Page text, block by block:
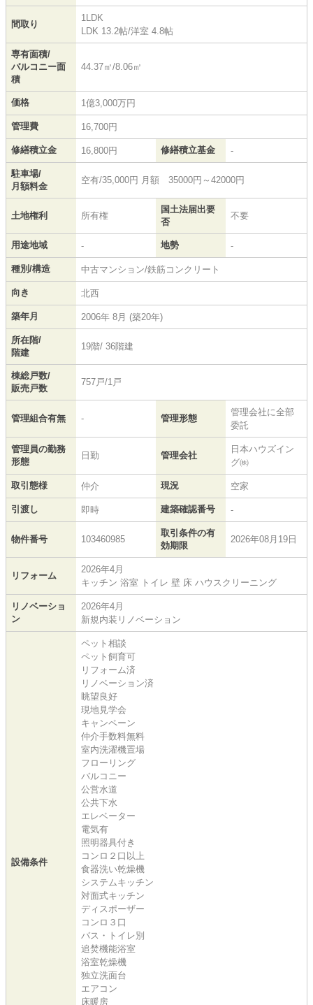
間取り
1LDK
LDK 13.2帖/洋室 4.8帖
専有面積/
バルコニー面
積
44.37㎡/8.06㎡
価格 1億3,000万円
管理費 16,700円
修繕積立金 16,800円 修繕積立基金 -
駐車場/
月額料金
空有/35,000円 月額 35000円～42000円
土地権利 所有権
国土法届出要
否
不要
用途地域 - 地勢 -
種別/構造 中古マンション/鉄筋コンクリート
向き 北西
築年月 2006年 8月 (築20年)
所在階/
階建
19階/ 36階建
棟総戸数/
販売戸数
757戸/1戸
管理組合有無 - 管理形態
管理会社に全部
委託
管理員の勤務
形態
日勤 管理会社
日本ハウズイン
グ㈱
取引態様 仲介 現況 空家
引渡し 即時 建築確認番号 -
物件番号 103460985
取引条件の有
効期限
2026年08月19日
リフォーム
2026年4月
キッチン 浴室 トイレ 壁 床 ハウスクリーニング
リノベーショ
ン
2026年4月
新規内装リノベーション
設備条件
ペット相談
ペット飼育可
リフォーム済
リノベーション済
眺望良好
現地見学会
キャンペーン
仲介手数料無料
室内洗濯機置場
フローリング
バルコニー
公営水道
公共下水
エレベーター
電気有
照明器具付き
コンロ２口以上
食器洗い乾燥機
システムキッチン
対面式キッチン
ディスポーザー
コンロ３口
バス・トイレ別
追焚機能浴室
浴室乾燥機
独立洗面台
エアコン
床暖房